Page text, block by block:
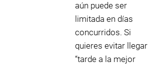
aún puede ser
limitada en días
concurridos. Si
quieres evitar llegar
“tarde a la mejor